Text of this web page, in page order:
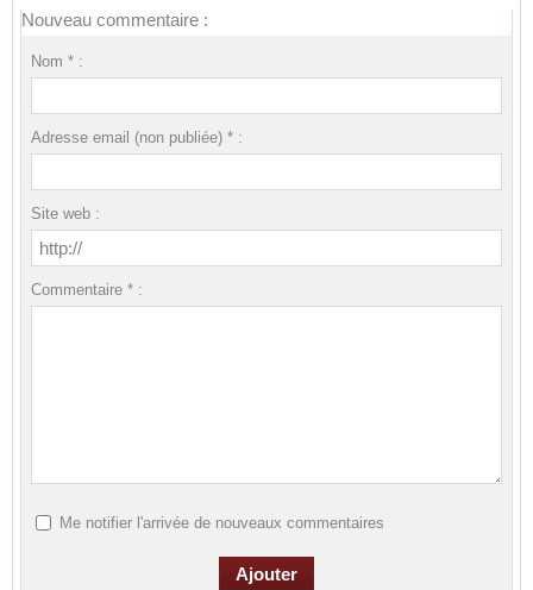
Nouveau commentaire :
Nom * :
Adresse email (non publiée) * :
Site web :
Commentaire * :
Me notifier l'arrivée de nouveaux commentaires